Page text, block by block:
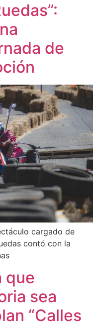
de
cargado de
contó con la
que
sea
“Calles